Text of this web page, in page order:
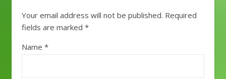
Your email address will not be published. Required
fields are marked *
Name *